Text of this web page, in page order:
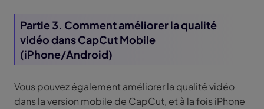
Partie 3. Comment améliorer la qualité
vidéo dans CapCut Mobile
(iPhone/Android)
Vous pouvez également améliorer la qualité vidéo
dans la version mobile de CapCut, et à la fois iPhone